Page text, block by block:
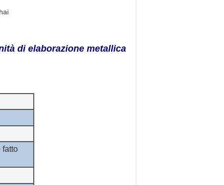
di elaborazione metallica
fatto